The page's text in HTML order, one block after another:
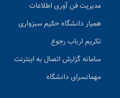
مدیریت فن آوری اطلاعات
همیار دانشگاه حکیم سبزواری
تکریم ارباب رجوع
سامانه گزارش اتصال به اینترنت
مهمانسرای دانشگاه